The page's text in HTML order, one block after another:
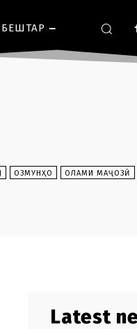
БЕШТАР
ОЗМУНҲО ОЛАМИ МАҶОЗӢ
Latest